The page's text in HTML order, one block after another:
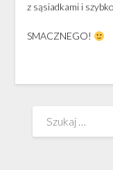
z sąsiadkami i
SMACZNEGO!